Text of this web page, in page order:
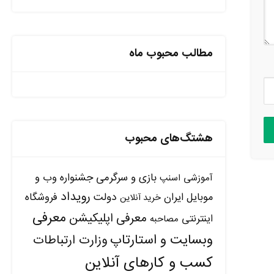
مطالب محبوب ماه
هشتگ‌های محبوب
آموزشی اسنپ بازی و سرگرمی جشنواره وب و
موبایل ایران خرید آنلاین دولت رویداد فروشگاه
اینترنتی مصاحبه معرفی اپلیکیشن معرفی
وبسایت و استارتاپوزارت ارتباطات
کسب و کارهای آنلاین